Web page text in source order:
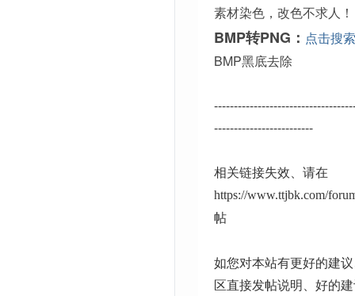
素材染色，改色不求人！
BMP转PNG： 点击搜索
BMP黑底去除
-------------------------
相关链接失效、请在
https://www.ttjbk.com/
帖
如您对本站有更好的建
区直接发帖说明、好的